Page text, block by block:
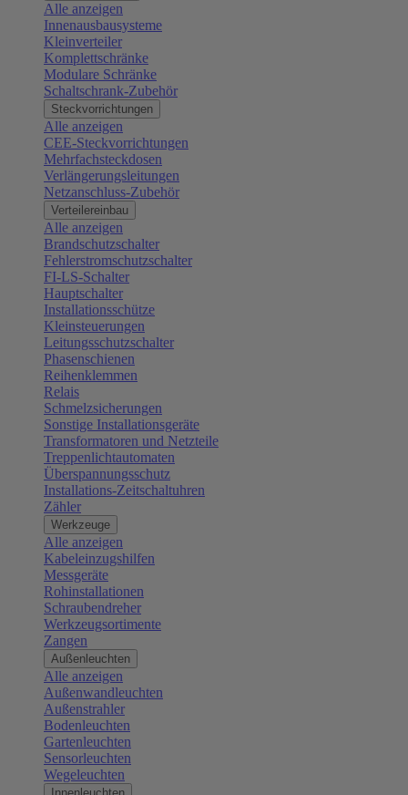
Alle anzeigen
Innenausbausysteme
Kleinverteiler
Komplettschränke
Modulare Schränke
Schaltschrank-Zubehör
Steckvorrichtungen
Alle anzeigen
CEE-Steckvorrichtungen
Mehrfachsteckdosen
Verlängerungsleitungen
Netzanschluss-Zubehör
Verteilereinbau
Alle anzeigen
Brandschutzschalter
Fehlerstromschutzschalter
FI-LS-Schalter
Hauptschalter
Installationsschütze
Kleinsteuerungen
Leitungsschutzschalter
Phasenschienen
Reihenklemmen
Relais
Schmelzsicherungen
Sonstige Installationsgeräte
Transformatoren und Netzteile
Treppenlichtautomaten
Überspannungsschutz
Installations-Zeitschaltuhren
Zähler
Werkzeuge
Alle anzeigen
Kabeleinzugshilfen
Messgeräte
Rohinstallationen
Schraubendreher
Werkzeugsortimente
Zangen
Außenleuchten
Alle anzeigen
Außenwandleuchten
Außenstrahler
Bodenleuchten
Gartenleuchten
Sensorleuchten
Wegeleuchten